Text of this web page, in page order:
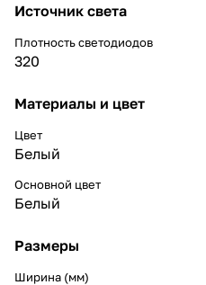
Источник света
Плотность светодиодов
320
Материалы и цвет
Цвет
Белый
Основной цвет
Белый
Размеры
Ширина (мм)